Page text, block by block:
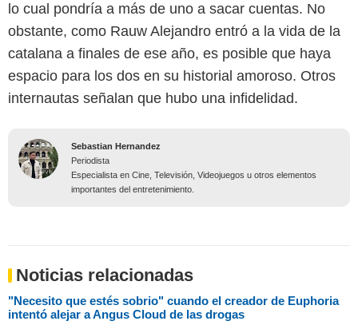
lo cual pondría a más de uno a sacar cuentas. No
obstante, como Rauw Alejandro entró a la vida de la
catalana a finales de ese año, es posible que haya
espacio para los dos en su historial amoroso. Otros
internautas señalan que hubo una infidelidad.
Sebastian Hernandez
Periodista
Especialista en Cine, Televisión, Videojuegos u otros elementos
importantes del entretenimiento.
Noticias relacionadas
"Necesito que estés sobrio" cuando el creador de Euphoria
intentó alejar a Angus Cloud de las drogas